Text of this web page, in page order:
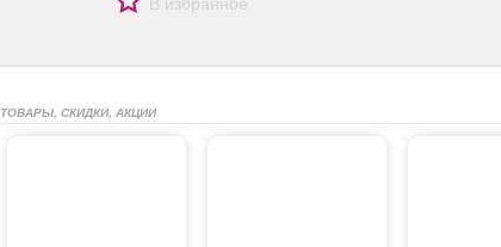
ТОВАРЫ, СКИДКИ, АКЦИИ